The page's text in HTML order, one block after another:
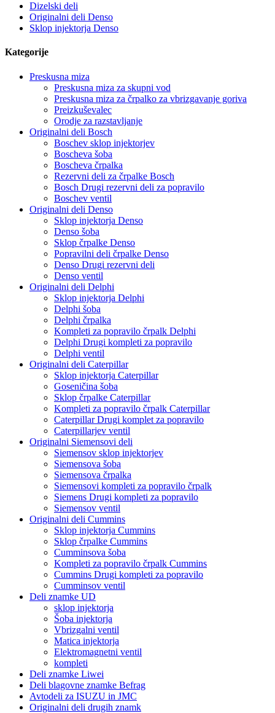
Dizelski deli
Originalni deli Denso
Sklop injektorja Denso
Kategorije
Preskusna miza
Preskusna miza za skupni vod
Preskusna miza za črpalko za vbrizgavanje goriva
Preizkuševalec
Orodje za razstavljanje
Originalni deli Bosch
Boschev sklop injektorjev
Boscheva šoba
Boscheva črpalka
Rezervni deli za črpalke Bosch
Bosch Drugi rezervni deli za popravilo
Boschev ventil
Originalni deli Denso
Sklop injektorja Denso
Denso šoba
Sklop črpalke Denso
Popravilni deli črpalke Denso
Denso Drugi rezervni deli
Denso ventil
Originalni deli Delphi
Sklop injektorja Delphi
Delphi šoba
Delphi črpalka
Kompleti za popravilo črpalk Delphi
Delphi Drugi kompleti za popravilo
Delphi ventil
Originalni deli Caterpillar
Sklop injektorja Caterpillar
Goseničina šoba
Sklop črpalke Caterpillar
Kompleti za popravilo črpalk Caterpillar
Caterpillar Drugi komplet za popravilo
Caterpillarjev ventil
Originalni Siemensovi deli
Siemensov sklop injektorjev
Siemensova šoba
Siemensova črpalka
Siemensovi kompleti za popravilo črpalk
Siemens Drugi kompleti za popravilo
Siemensov ventil
Originalni deli Cummins
Sklop injektorja Cummins
Sklop črpalke Cummins
Cumminsova šoba
Kompleti za popravilo črpalk Cummins
Cummins Drugi kompleti za popravilo
Cumminsov ventil
Deli znamke UD
sklop injektorja
Šoba injektorja
Vbrizgalni ventil
Matica injektorja
Elektromagnetni ventil
kompleti
Deli znamke Liwei
Deli blagovne znamke Befrag
Avtodeli za ISUZU in JMC
Originalni deli drugih znamk